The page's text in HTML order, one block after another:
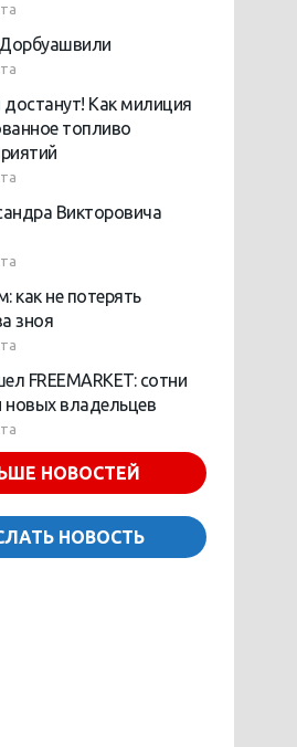
Как милиция
топливо
Викторовича
как не потерять
зноя
FREEMARKET: сотни
новых владельцев
НОВОСТЕЙ
НОВОСТЬ